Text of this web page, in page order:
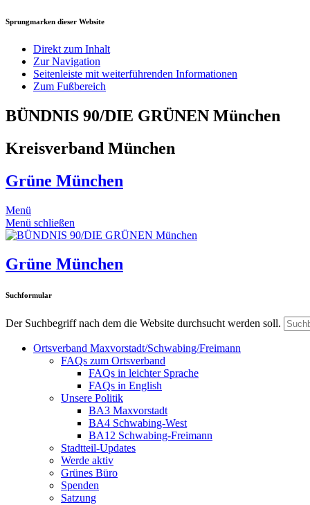
Sprungmarken dieser Website
Direkt zum Inhalt
Zur Navigation
Seitenleiste mit weiterführenden Informationen
Zum Fußbereich
BÜNDNIS 90/DIE GRÜNEN München
Kreisverband München
Grüne München
Menü
Menü schließen
Grüne München
Suchformular
Der Suchbegriff nach dem die Website durchsucht werden soll.
Ortsverband Maxvorstadt/Schwabing/Freimann
FAQs zum Ortsverband
FAQs in leichter Sprache
FAQs in English
Unsere Politik
BA3 Maxvorstadt
BA4 Schwabing-West
BA12 Schwabing-Freimann
Stadtteil-Updates
Werde aktiv
Grünes Büro
Spenden
Satzung